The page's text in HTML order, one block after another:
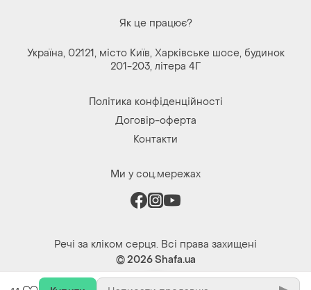
Політика конфіденційності
Контакти
© 2026Shafa.ua